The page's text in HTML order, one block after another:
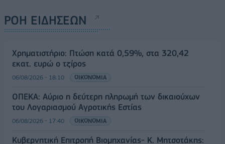
ΡΟΗ ΕΙΔΗΣΕΩΝ
Χρηματιστήριο: Πτώση κατά 0,59%, στα 320,42
εκατ. ευρώ ο τζίρος
06/08/2026 - 18:10 ΟΙΚΟΝΟΜΙΑ
ΟΠΕΚΑ: Αύριο η δεύτερη πληρωμή των δικαιούχων
του Λογαριασμού Αγροτικής Εστίας
06/08/2026 - 17:40 ΟΙΚΟΝΟΜΙΑ
Κυβερνητική Επιτροπή Βιομηχανίας- Κ. Μητσοτάκης: